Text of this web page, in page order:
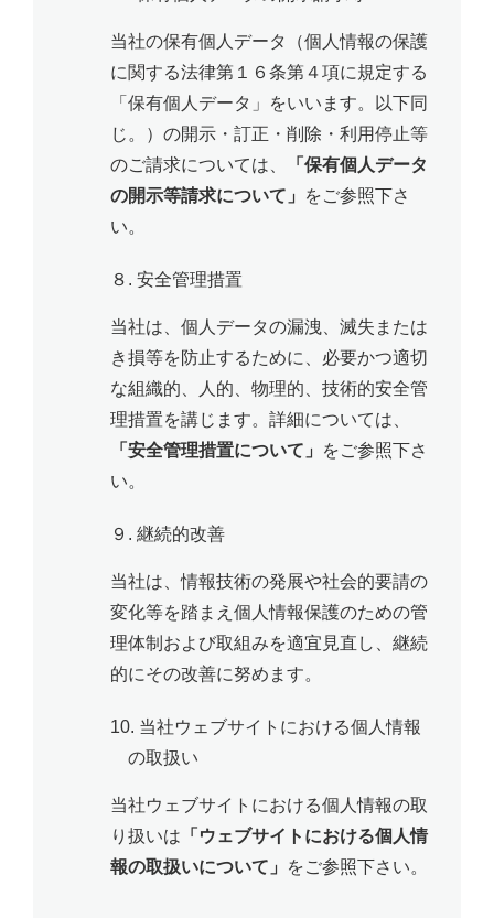
当社の保有個人データ（個人情報の保護
に関する法律第１６条第４項に規定する
「保有個人データ」をいいます。以下同
じ。）の開示・訂正・削除・利用停止等
のご請求については、
「保有個人データ
の開示等請求について」
をご参照下さ
い。
８. 安全管理措置
当社は、個人データの漏洩、滅失または
き損等を防止するために、必要かつ適切
な組織的、人的、物理的、技術的安全管
理措置を講じます。詳細については、
「安全管理措置について」
をご参照下さ
い。
９. 継続的改善
当社は、情報技術の発展や社会的要請の
変化等を踏まえ個人情報保護のための管
理体制および取組みを適宜見直し、継続
的にその改善に努めます。
10. 当社ウェブサイトにおける個人情報
の取扱い
当社ウェブサイトにおける個人情報の取
り扱いは 「ウェブサイトにおける個人情
報の取扱いについて」
をご参照下さい。